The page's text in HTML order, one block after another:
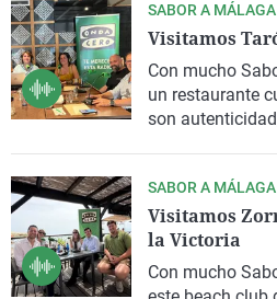
SABOR A MÁLAGA
Visitamos
Con mucho
un restaurante
son
SABOR A MÁLAGA
Visitamos
la Victoria
Con mucho